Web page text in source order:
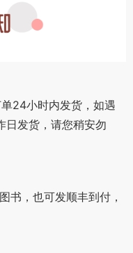
24小时内发货，如遇
日发货，请您稍安勿
书，也可发顺丰到付，